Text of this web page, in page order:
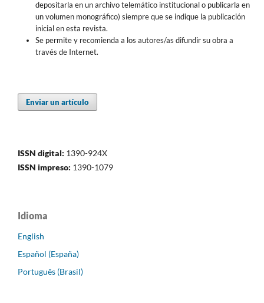
depositarla en un archivo telemático institucional o publicarla en
un volumen monográfico) siempre que se indique la publicación
inicial en esta revista.
Se permite y recomienda a los autores/as difundir su obra a
través de Internet.
Enviar un artículo
ISSN digital: 1390-924X
ISSN impreso: 1390-1079
Idioma
English
Español (España)
Português (Brasil)